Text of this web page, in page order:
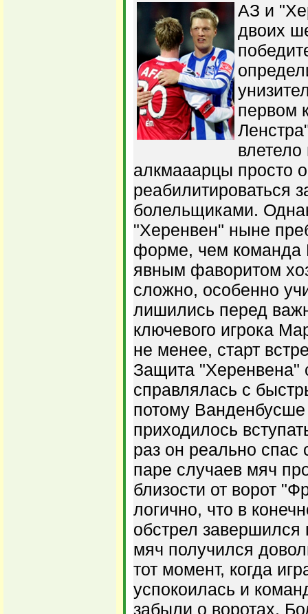
АЗ и
двоих
первом
алкмааарцы просто
реабилитироваться
болельщиками.
"Херенвен" ныне
форме, чем команда
явным фаворитом
сложно, особенно
лишились перед
ключевого игрока
не менее, старт
Защита "Херенвена"
справлялась с
потому
приходилось
раз он реально
паре случаев мяч
близости от ворот
логично, что в
обстрел
мяч получился
тот момент, когда
успокоилась и
забыли о воротах.